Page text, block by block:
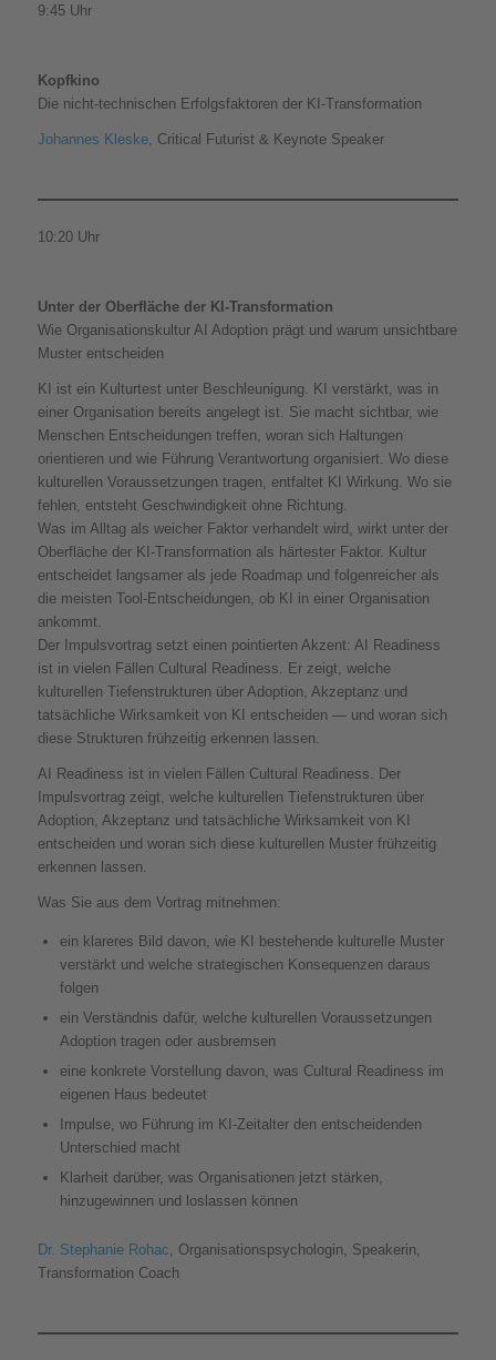
9:45 Uhr
Kopfkino
Die nicht-technischen Erfolgsfaktoren der KI-Transformation
Johannes Kleske, Critical Futurist & Keynote Speaker
10:20 Uhr
Unter der Oberfläche der KI-Transformation
Wie Organisationskultur AI Adoption prägt und warum unsichtbare
Muster entscheiden
KI ist ein Kulturtest unter Beschleunigung. KI verstärkt, was in
einer Organisation bereits angelegt ist. Sie macht sichtbar, wie
Menschen Entscheidungen treffen, woran sich Haltungen
orientieren und wie Führung Verantwortung organisiert. Wo diese
kulturellen Voraussetzungen tragen, entfaltet KI Wirkung. Wo sie
fehlen, entsteht Geschwindigkeit ohne Richtung.
Was im Alltag als weicher Faktor verhandelt wird, wirkt unter der
Oberfläche der KI-Transformation als härtester Faktor. Kultur
entscheidet langsamer als jede Roadmap und folgenreicher als
die meisten Tool-Entscheidungen, ob KI in einer Organisation
ankommt.
Der Impulsvortrag setzt einen pointierten Akzent: AI Readiness
ist in vielen Fällen Cultural Readiness. Er zeigt, welche
kulturellen Tiefenstrukturen über Adoption, Akzeptanz und
tatsächliche Wirksamkeit von KI entscheiden — und woran sich
diese Strukturen frühzeitig erkennen lassen.
AI Readiness ist in vielen Fällen Cultural Readiness. Der
Impulsvortrag zeigt, welche kulturellen Tiefenstrukturen über
Adoption, Akzeptanz und tatsächliche Wirksamkeit von KI
entscheiden und woran sich diese kulturellen Muster frühzeitig
erkennen lassen.
Was Sie aus dem Vortrag mitnehmen:
ein klareres Bild davon, wie KI bestehende kulturelle Muster
verstärkt und welche strategischen Konsequenzen daraus
folgen
ein Verständnis dafür, welche kulturellen Voraussetzungen
Adoption tragen oder ausbremsen
eine konkrete Vorstellung davon, was Cultural Readiness im
eigenen Haus bedeutet
Impulse, wo Führung im KI-Zeitalter den entscheidenden
Unterschied macht
Klarheit darüber, was Organisationen jetzt stärken,
hinzugewinnen und loslassen können
Dr. Stephanie Rohac, Organisationspsychologin, Speakerin,
Transformation Coach